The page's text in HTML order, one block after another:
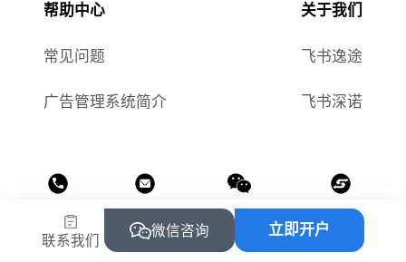
帮助中心 关于我们
常见问题 飞书逸途
广告管理系统简介 飞书深诺
邮箱 公众号
小程序
联系我们
微信咨询 立即开户